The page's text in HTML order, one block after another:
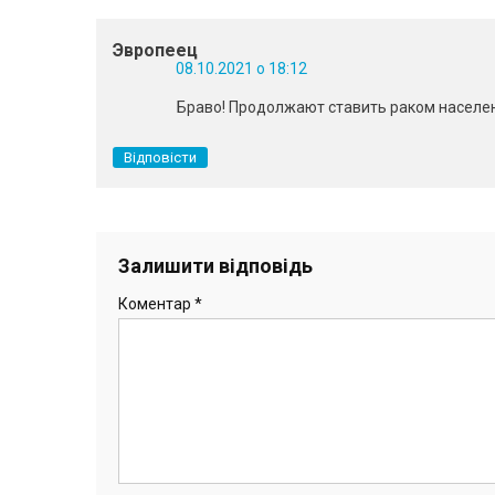
Эвропеец
08.10.2021 о 18:12
Браво! Продолжают ставить раком
Відповісти
Залишити відповідь
Коментар *